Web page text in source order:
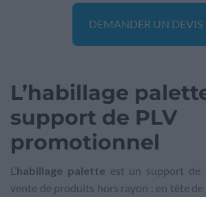
DEMANDER UN DEVIS
L’habillage
support de PLV
promotionnel
L’habillage palette est un support de
vente de produits hors rayon : en tête de